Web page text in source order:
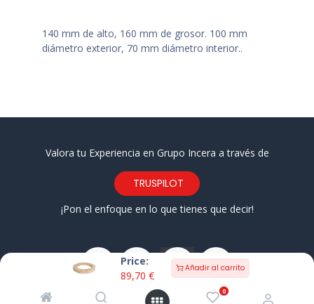
Price:
89,70 €
Añadir al carrito
0
140 mm de alto, 160 mm de grosor. 100 mm
diámetro exterior, 70 mm diámetro interior..
Valora tu Experiencia en Grupo Incera a través de
TRUSPILOT
¡Pon el enfoque en lo que tienes que decir!